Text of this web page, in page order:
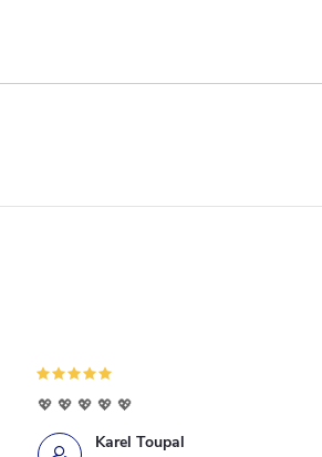
Karel Toupal
💖 💖 💖 💖 💖